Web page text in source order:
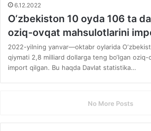
6.12.2022
O‘zbekiston 10 oyda 106 ta
oziq-ovqat mahsulotlarini
2022-yilning yanvar—oktabr oylarida
qiymati 2,8 milliard dollarga teng bo‘lgan
import qilgan. Bu haqda Davlat statistika…
No More Posts